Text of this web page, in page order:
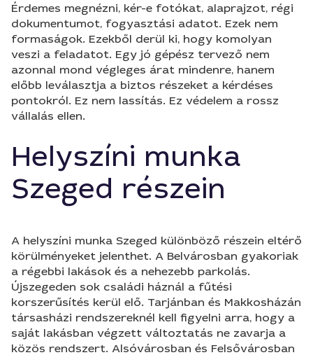
Érdemes megnézni, kér-e fotókat, alaprajzot, régi
dokumentumot, fogyasztási adatot. Ezek nem
formaságok. Ezekből derül ki, hogy komolyan
veszi a feladatot. Egy jó gépész tervező nem
azonnal mond végleges árat mindenre, hanem
előbb leválasztja a biztos részeket a kérdéses
pontokról. Ez nem lassítás. Ez védelem a rossz
vállalás ellen.
Helyszíni munka
Szeged részein
A helyszíni munka Szeged különböző részein eltérő
körülményeket jelenthet. A Belvárosban gyakoriak
a régebbi lakások és a nehezebb parkolás.
Újszegeden sok családi háznál a fűtési
korszerűsítés kerül elő. Tarjánban és Makkosházán
társasházi rendszereknél kell figyelni arra, hogy a
saját lakásban végzett változtatás ne zavarja a
közös rendszert. Alsóvárosban és Felsővárosban